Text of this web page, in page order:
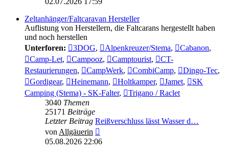
Zeltanhänger/Faltcaravan Hersteller
Auflistung von Herstellern, die Faltcarans hergestellt haben
und noch herstellen
Unterforen:
3DOG, Alpenkreuzer/Stema, Cabanon,
Camp-Let, Campooz, Camptourist,
CT-
Restaurierungen, CampWerk, CombiCamp, Dingo-Tec,
Gordigear, Heinemann, Holtkamper, Jamet,
SK
Camping (Stema) - SK-Falter,
Trigano / Raclet
3040 Themen
25171 Beiträge
Letzter Beitrag Reißverschluss lässt Wasser d…
vonAllgäuerin
Beitrag
05.08.2026 22:06